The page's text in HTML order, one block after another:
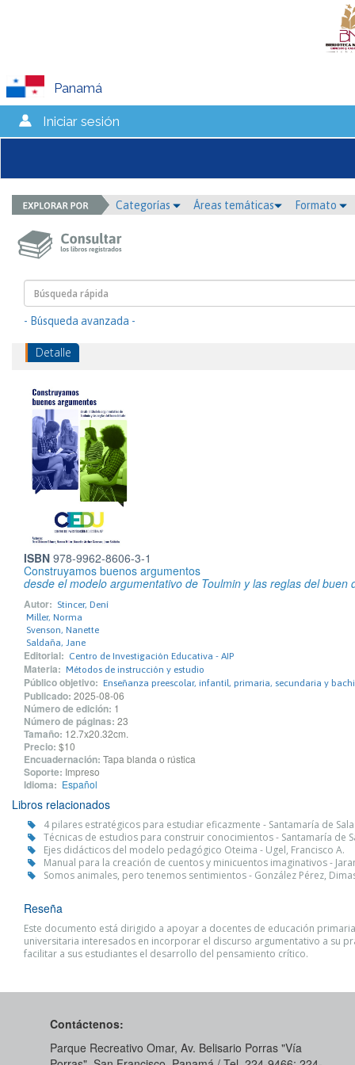
Panamá
Iniciar sesión
Categorías Áreas temáticas Formato
- Búsqueda avanzada -
Detalle
ISBN 978-9962-8606-3-1
Construyamos buenos argumentos
desde el modelo argumentativo de Toulmin y las reglas del buen
Autor: Stincer, Dení
Miller, Norma
Svenson, Nanette
Saldaña, Jane
Editorial: Centro de Investigación Educativa - AIP
Materia: Métodos de instrucción y estudio
Público objetivo: Enseñanza preescolar, infantil, primaria, secundaria y
Publicado: 2025-08-06
Número de edición: 1
Número de páginas: 23
Tamaño: 12.7x20.32cm.
Precio: $10
Encuadernación: Tapa blanda o rústica
Soporte: Impreso
Idioma: Español
Libros relacionados
4 pilares estratégicos para estudiar eficazmente - Santamaría de
Técnicas de estudios para construir conocimientos - Santamaría de
Ejes didácticos del modelo pedagógico Oteima - Ugel, Francisco A.
Manual para la creación de cuentos y minicuentos imaginativos -
Somos animales, pero tenemos sentimientos - González Pérez,
Reseña
Este documento está dirigido a apoyar a docentes de educación
universitaria interesados en incorporar el discurso argumentativo a su
facilitar a sus estudiantes el desarrollo del pensamiento crítico.
Contáctenos:
Parque Recreativo Omar, Av. Belisario Porras "Vía